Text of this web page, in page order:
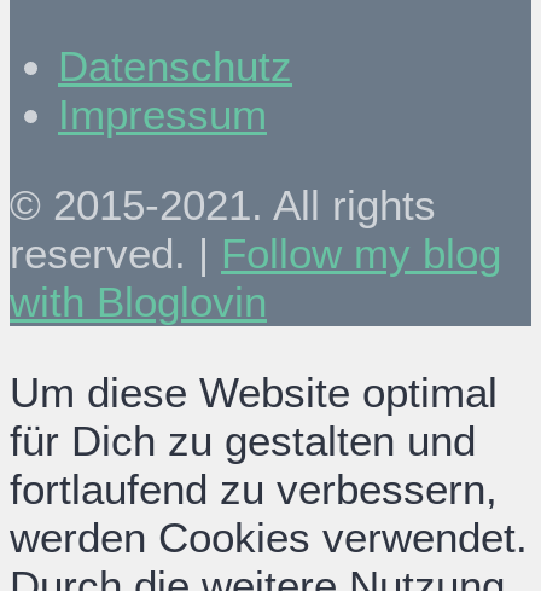
Datenschutz
Impressum
© 2015-2021. All rights
reserved. | Follow my blog
with Bloglovin
Um diese Website optimal
für Dich zu gestalten und
fortlaufend zu verbessern,
werden Cookies verwendet.